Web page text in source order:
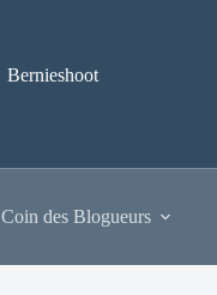
Bernieshoot
Coin des Blogueurs